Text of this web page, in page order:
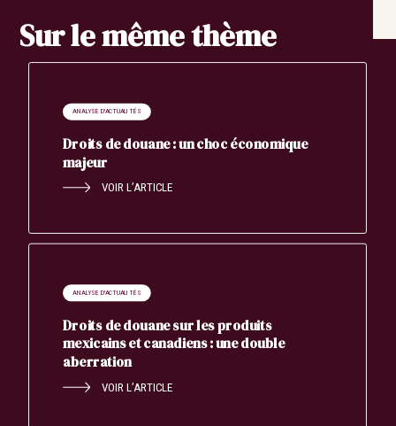
Sur le même thème
ANALYSE D'ACTUALITÉS
Droits de douane : un choc économique
majeur
VOIR L’ARTICLE
ANALYSE D'ACTUALITÉS
Droits de douane sur les produits
mexicains et canadiens : une double
aberration
VOIR L’ARTICLE